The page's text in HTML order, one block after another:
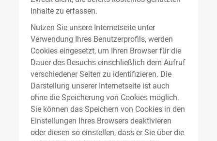
Inhalte zu erfassen.
Nutzen Sie unsere Internetseite unter
Verwendung Ihres Benutzerprofils, werden
Cookies eingesetzt, um Ihren Browser für die
Dauer des Besuchs einschließlich dem Aufruf
verschiedener Seiten zu identifizieren. Die
Darstellung unserer Internetseite ist auch
ohne die Speicherung von Cookies möglich.
Sie können das Speichern von Cookies in den
Einstellungen Ihres Browsers deaktivieren
oder diesen so einstellen, dass er Sie über die